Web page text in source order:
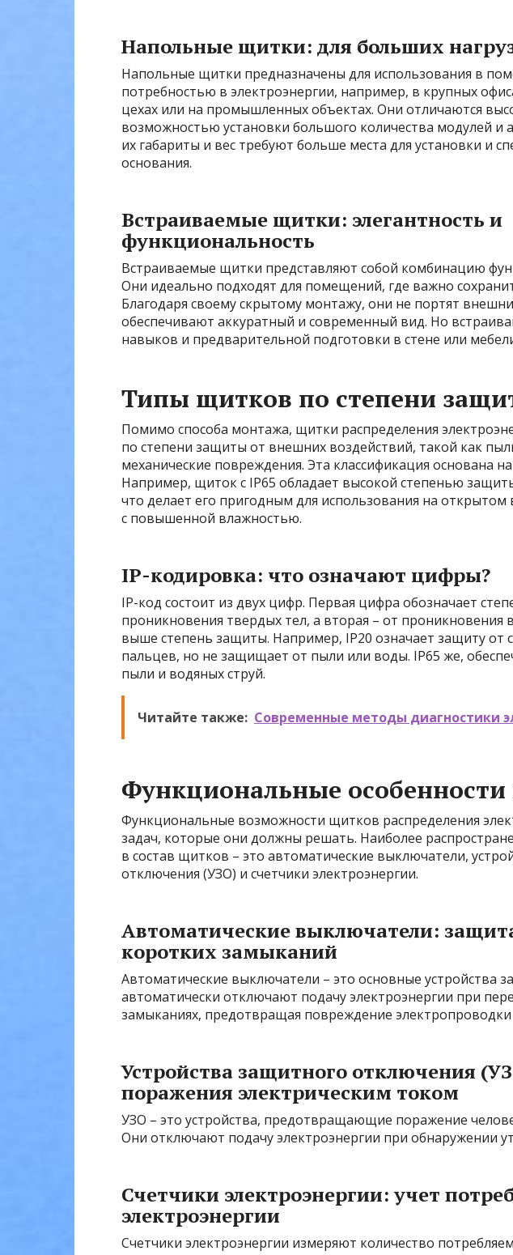
Напольные щитки: для больших
Напольные щитки предназначены для использования в
потребностью в электроэнергии, например, в крупных
цехах или на промышленных объектах. Они отличаются
возможностью установки большого количества модулей и
их габариты и вес требуют больше места для установки и
основания.
Встраиваемые щитки: элегантность и
функциональность
Встраиваемые щитки представляют собой комбинацию
Они идеально подходят для помещений, где важно
Благодаря своему скрытому монтажу, они не портят
обеспечивают аккуратный и современный вид. Но
навыков и предварительной подготовки в стене или
Типы щитков по степени
Помимо способа монтажа, щитки распределения
по степени защиты от внешних воздействий, такой как
механические повреждения. Эта классификация основана
Например, щиток с IP65 обладает высокой степенью
что делает его пригодным для использования на
с повышенной влажностью.
IP-кодировка: что означают цифры?
IP-код состоит из двух цифр. Первая цифра обозначает
проникновения твердых тел, а вторая – от
выше степень защиты. Например, IP20 означает защиту от
пальцев, но не защищает от пыли или воды. IP65 же,
пыли и водяных струй.
Читайте также: Современные методы диагностики
Функциональные
Функциональные возможности щитков распределения
задач, которые они должны решать. Наиболее
в состав щитков – это автоматические выключатели,
отключения (УЗО) и счетчики электроэнергии.
Автоматические выключатели:
коротких замыканий
Автоматические выключатели – это основные устройства
автоматически отключают подачу электроэнергии при
замыканиях, предотвращая повреждение
Устройства защитного отключения
поражения электрическим током
УЗО – это устройства, предотвращающие поражение
Они отключают подачу электроэнергии при обнаружении
Счетчики электроэнергии: учет
электроэнергии
Счетчики электроэнергии измеряют количество